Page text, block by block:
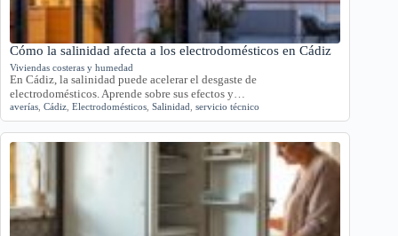
Cómo la salinidad afecta a los electrodomésticos en Cádiz
Viviendas costeras y humedad
En Cádiz, la salinidad puede acelerar el desgaste de
electrodomésticos. Aprende sobre sus efectos y…
averías Cádiz Electrodomésticos Salinidad servicio técnico